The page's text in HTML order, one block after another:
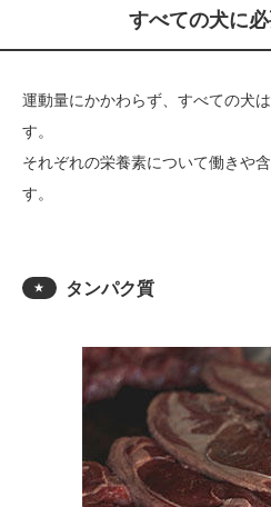
すべての犬に
運動量にかかわらず、すべての犬
す。
それぞれの栄養素について働きや
す。
★ タンパク質